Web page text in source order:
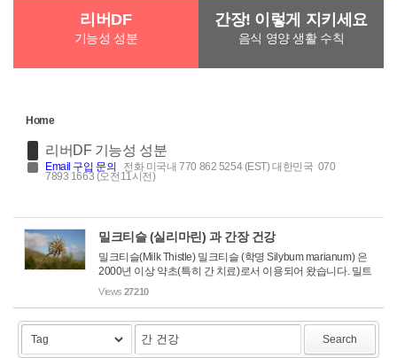
리버DF
기능성 성분
간장! 이렇게 지키세요
음식 영양 생활 수칙
Home
리버DF 기능성 성분
Email 구입 문의 전화 미국내 770 862 5254 (EST) 대한민국 070
7893 1663 (오전11시전)
밀크티슬 (실리마린) 과 간장 건강
밀크티슬(Milk Thistle) 밀크티슬 (학명 Silybum marianum) 은
2000년 이상 약초(특히 간 치료)로서 이용되어 왔습니다. 밀트
티슬에는 플로보노이드 종류인 실리마린이라는 물질이 있는
Views 27210
Search